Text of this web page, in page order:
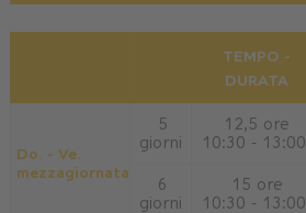
TEMPO -
DURATA
Do. - Ve.
mezzagiornata
5
giorni
12,5 ore
10:30 - 13:00
6
giorni
15 ore
10:30 - 13:00